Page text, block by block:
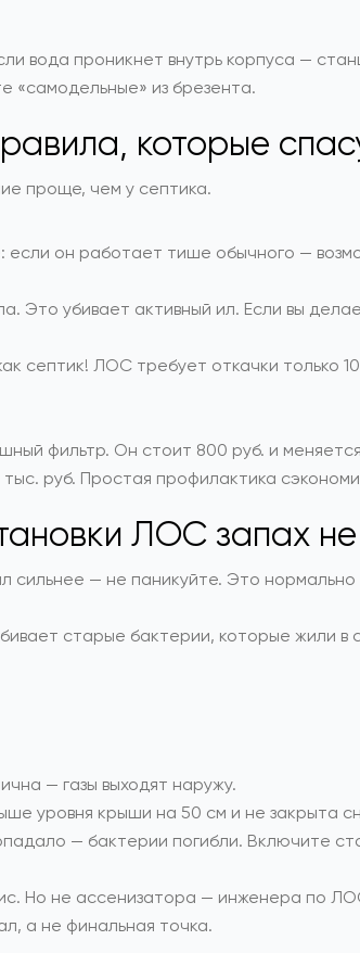
вода проникнет внутрь корпуса —
«самодельные» из брезента.
которые
проще, чем у септика.
он работает тише обычного —
Это убивает активный ил. Если вы
септик! ЛОС требует откачки только
фильтр. Он стоит 800 руб. и
руб. Простая профилактика
ЛОС запах
— не паникуйте. Это нормально
старые бактерии, которые жили
— газы выходят наружу.
уровня крыши на 50 см и не закрыта
— бактерии погибли. Включите
Но не ассенизатора — инженера по
а не финальная точка.